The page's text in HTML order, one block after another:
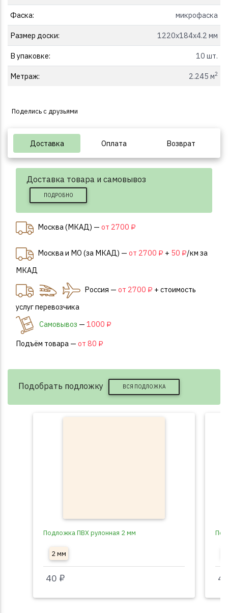
Фаска: микрофаска
Размер доски: 1220x184x4.2 мм
В упаковке: 10 шт.
Метраж: 2.245 м2
Поделись с друзьями
Доставка Оплата Возврат
Доставка товара и самовывоз
ПОДРОБНО
Москва (МКАД) — от 2700 ₽
Москва и МО (за МКАД) — от 2700 ₽ + 50 ₽/км за
МКАД
Россия — от 2700 ₽ + стоимость
услуг перевозчика
Самовывоз — 1000 ₽
Подъём товара — от 80 ₽
Подобрать подложку ВСЯ ПОДЛОЖКА
Подложка ПВХ рулонная 2 мм
2 мм
40 ₽